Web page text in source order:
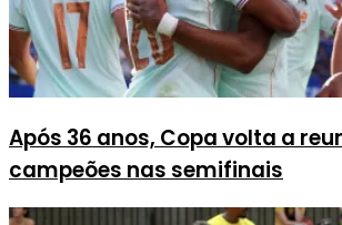
Após 36 anos, Copa volta a
campeões nas semifinais